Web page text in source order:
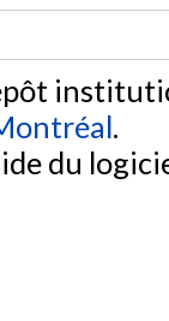
.
du